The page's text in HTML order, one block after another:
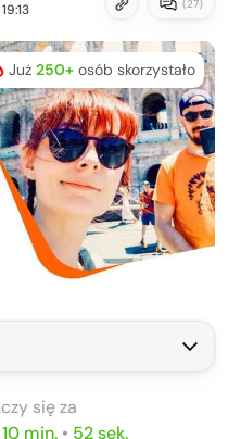
(27)
Już 250+ osób skorzystało
parametry konta
się za
10 min.• 51 sek.